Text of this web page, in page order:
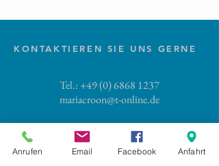
KONTAKTIEREN SIE UNS GERNE
Tel.: +49 (0) 6868 1237
mariacroon@t-online.de
Impressum
Datenschutz
Anrufen Email Facebook Anfahrt